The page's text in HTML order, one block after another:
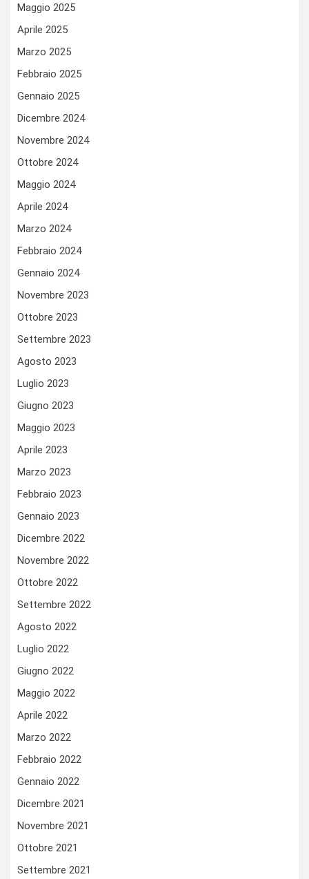
Maggio 2025
Aprile 2025
Marzo 2025
Febbraio 2025
Gennaio 2025
Dicembre 2024
Novembre 2024
Ottobre 2024
Maggio 2024
Aprile 2024
Marzo 2024
Febbraio 2024
Gennaio 2024
Novembre 2023
Ottobre 2023
Settembre 2023
Agosto 2023
Luglio 2023
Giugno 2023
Maggio 2023
Aprile 2023
Marzo 2023
Febbraio 2023
Gennaio 2023
Dicembre 2022
Novembre 2022
Ottobre 2022
Settembre 2022
Agosto 2022
Luglio 2022
Giugno 2022
Maggio 2022
Aprile 2022
Marzo 2022
Febbraio 2022
Gennaio 2022
Dicembre 2021
Novembre 2021
Ottobre 2021
Settembre 2021